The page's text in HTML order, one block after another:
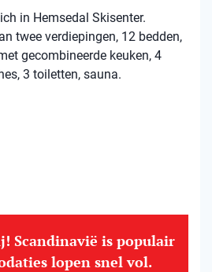
in Hemsedal Skisenter.
twee verdiepingen, 12 bedden,
gecombineerde keuken, 4
3 toiletten, sauna.
Scandinavië is populair
lopen snel vol.